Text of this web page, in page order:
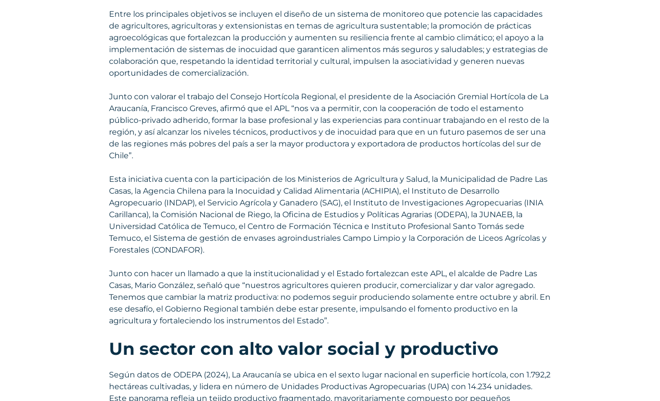
Entre los principales objetivos se incluyen el diseño de un sistema de monitoreo que potencie las capacidades
de agricultores, agricultoras y extensionistas en temas de agricultura sustentable; la promoción de prácticas
agroecológicas que fortalezcan la producción y aumenten su resiliencia frente al cambio climático; el apoyo a la
implementación de sistemas de inocuidad que garanticen alimentos más seguros y saludables; y estrategias de
colaboración que, respetando la identidad territorial y cultural, impulsen la asociatividad y generen nuevas
oportunidades de comercialización.
Junto con valorar el trabajo del Consejo Hortícola Regional, el presidente de la Asociación Gremial Hortícola de La
Araucanía, Francisco Greves, afirmó que el APL “nos va a permitir, con la cooperación de todo el estamento
público-privado adherido, formar la base profesional y las experiencias para continuar trabajando en el resto de la
región, y así alcanzar los niveles técnicos, productivos y de inocuidad para que en un futuro pasemos de ser una
de las regiones más pobres del país a ser la mayor productora y exportadora de productos hortícolas del sur de
Chile”.
Esta iniciativa cuenta con la participación de los Ministerios de Agricultura y Salud, la Municipalidad de Padre Las
Casas, la Agencia Chilena para la Inocuidad y Calidad Alimentaria (ACHIPIA), el Instituto de Desarrollo
Agropecuario (INDAP), el Servicio Agrícola y Ganadero (SAG), el Instituto de Investigaciones Agropecuarias (INIA
Carillanca), la Comisión Nacional de Riego, la Oficina de Estudios y Políticas Agrarias (ODEPA), la JUNAEB, la
Universidad Católica de Temuco, el Centro de Formación Técnica e Instituto Profesional Santo Tomás sede
Temuco, el Sistema de gestión de envases agroindustriales Campo Limpio y la Corporación de Liceos Agrícolas y
Forestales (CONDAFOR).
Junto con hacer un llamado a que la institucionalidad y el Estado fortalezcan este APL, el alcalde de Padre Las
Casas, Mario González, señaló que “nuestros agricultores quieren producir, comercializar y dar valor agregado.
Tenemos que cambiar la matriz productiva: no podemos seguir produciendo solamente entre octubre y abril. En
ese desafío, el Gobierno Regional también debe estar presente, impulsando el fomento productivo en la
agricultura y fortaleciendo los instrumentos del Estado”.
Un sector con alto valor social y productivo
Según datos de ODEPA (2024), La Araucanía se ubica en el sexto lugar nacional en superficie hortícola, con 1.792,2
hectáreas cultivadas, y lidera en número de Unidades Productivas Agropecuarias (UPA) con 14.234 unidades.
Este panorama refleja un tejido productivo fragmentado, mayoritariamente compuesto por pequeños